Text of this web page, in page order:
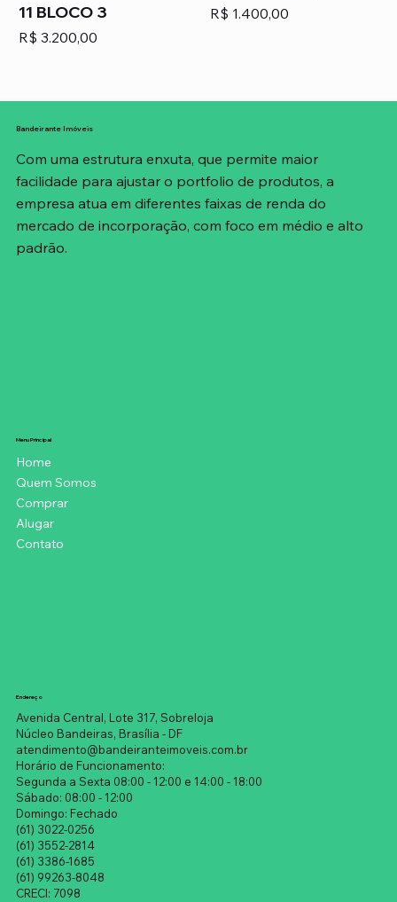
11 BLOCO 3
Preço
R$ 3.200,00
Preço
R$ 1.400,00
Bandeirante Imóveis
Com uma estrutura enxuta, que permite maior
facilidade para ajustar o portfolio de produtos, a
empresa atua em diferentes faixas de renda do
mercado de incorporação, com foco em médio e alto
padrão.
Menu Principal
Home
Quem Somos
Comprar
Alugar
Contato
Endereço
Avenida Central, Lote 317, Sobreloja
Núcleo Bandeiras, Brasília - DF
atendimento@bandeiranteimoveis.com.br
Horário de Funcionamento:
Segunda a Sexta 08:00 - 12:00 e 14:00 - 18:00
Sábado: 08:00 - 12:00
Domingo: Fechado
(61) 3022-0256
(61) 3552-2814
(61) 3386-1685
(61) 99263-8048
CRECI: 7098